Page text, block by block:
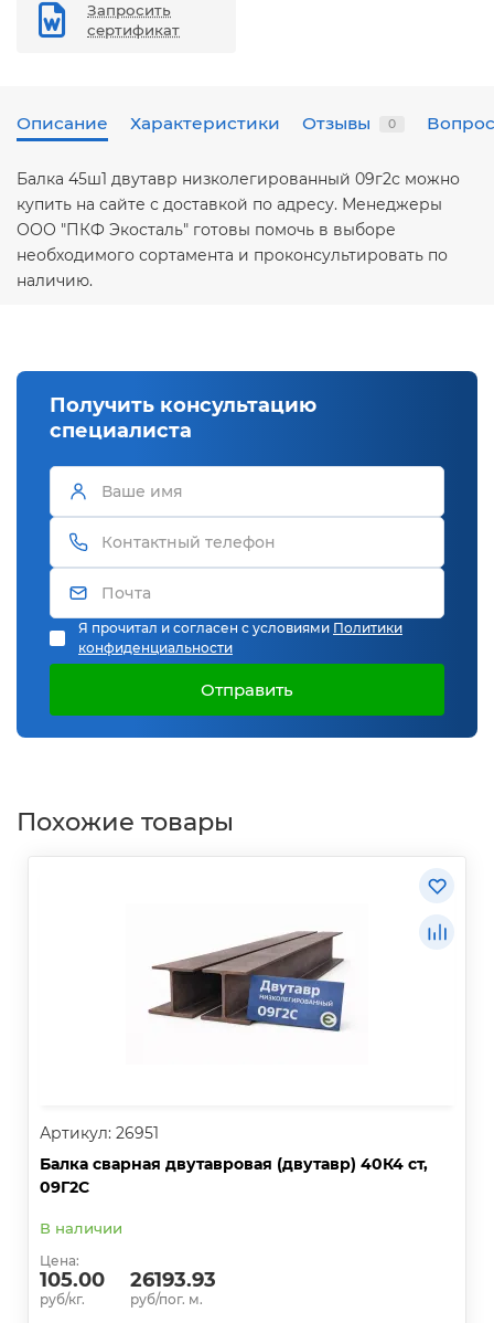
Запросить
сертификат
Описание Характеристики Отзывы 0
Балка 45ш1 двутавр низколегированный 09г2с можно
купить на сайте с доставкой по адресу. Менеджеры
ООО "ПКФ Экосталь" готовы помочь в выборе
необходимого сортамента и проконсультировать по
наличию.
Получить консультацию
специалиста
Я прочитал и согласен с условиями Политики
конфиденциальности
Отправить
Похожие товары
Артикул: 26951
Балка сварная двутавровая (двутавр) 40К4 ст,
09Г2С
В наличии
Цена:
105.00
руб/кг.
26193.93
руб/пог. м.